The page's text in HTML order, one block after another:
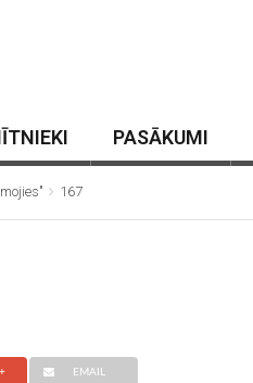
PASĀKUMI
167
EMAIL